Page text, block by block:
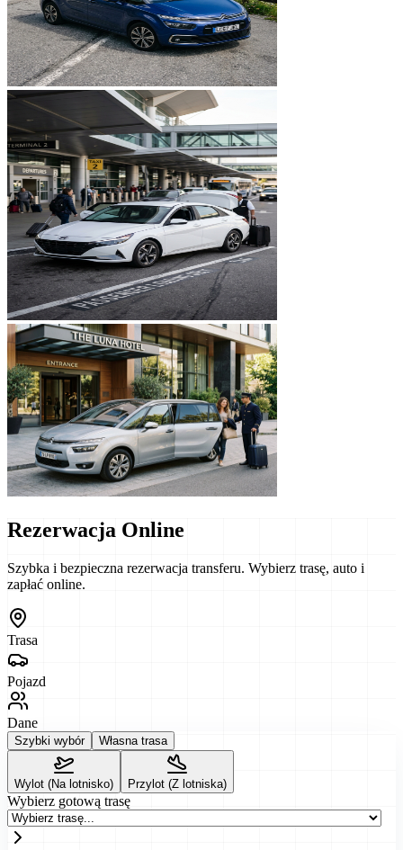
Rezerwacja Online
Szybka i bezpieczna rezerwacja transferu. Wybierz trasę, auto i
zapłać online.
Trasa
Pojazd
Dane
Szybki wybór Własna trasa
Wylot (Na lotnisko) Przylot (Z lotniska)
Wybierz gotową trasę